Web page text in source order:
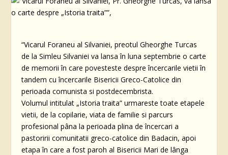
“Vicarul Foraneu al Silvaniei, preotul Gheorghe Turcas
de la Simleu Silvaniei va lansa în luna septembrie o carte
de memorii în care povesteste despre încercarile vietii în
tandem cu încercarile Bisericii Greco-Catolice din
perioada comunista si postdecembrista.
Volumul intitulat „Istoria traita” urmareste toate etapele
vietii, de la copilarie, viata de familie si parcurs
profesional pâna la perioada plina de încercari a
pastoririi comunitatii greco-catolice din Badacin, apoi
etapa în care a fost paroh al Bisericii Mari de lânga